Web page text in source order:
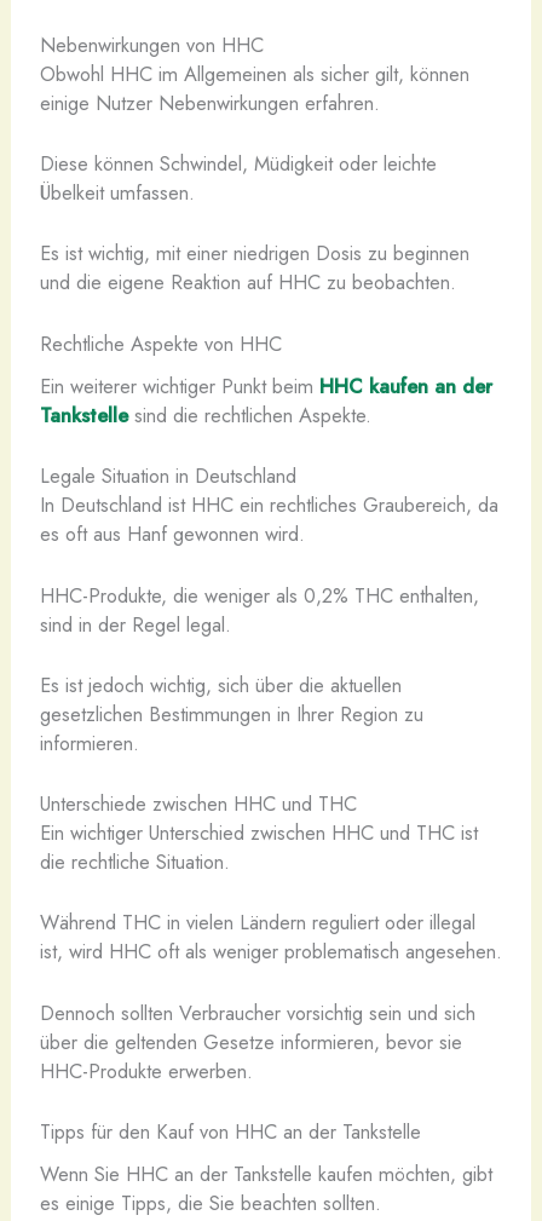
Nebenwirkungen von HHC
Obwohl HHC im Allgemeinen als sicher gilt, können
einige Nutzer Nebenwirkungen erfahren.
Diese können Schwindel, Müdigkeit oder leichte
Übelkeit umfassen.
Es ist wichtig, mit einer niedrigen Dosis zu beginnen
und die eigene Reaktion auf HHC zu beobachten.
Rechtliche Aspekte von HHC
Ein weiterer wichtiger Punkt beim HHC kaufen an der
Tankstellesind die rechtlichen Aspekte.
Legale Situation in Deutschland
In Deutschland ist HHC ein rechtliches Graubereich, da
es oft aus Hanf gewonnen wird.
HHC-Produkte, die weniger als 0,2% THC enthalten,
sind in der Regel legal.
Es ist jedoch wichtig, sich über die aktuellen
gesetzlichen Bestimmungen in Ihrer Region zu
informieren.
Unterschiede zwischen HHC und THC
Ein wichtiger Unterschied zwischen HHC und THC ist
die rechtliche Situation.
Während THC in vielen Ländern reguliert oder illegal
ist, wird HHC oft als weniger problematisch angesehen.
Dennoch sollten Verbraucher vorsichtig sein und sich
über die geltenden Gesetze informieren, bevor sie
HHC-Produkte erwerben.
Tipps für den Kauf von HHC an der Tankstelle
Wenn Sie HHC an der Tankstelle kaufen möchten, gibt
es einige Tipps, die Sie beachten sollten.